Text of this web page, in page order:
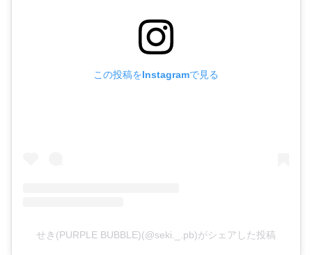
この投稿をInstagramで見る
せき(PURPLE BUBBLE)(@seki._.pb)がシェアした投稿